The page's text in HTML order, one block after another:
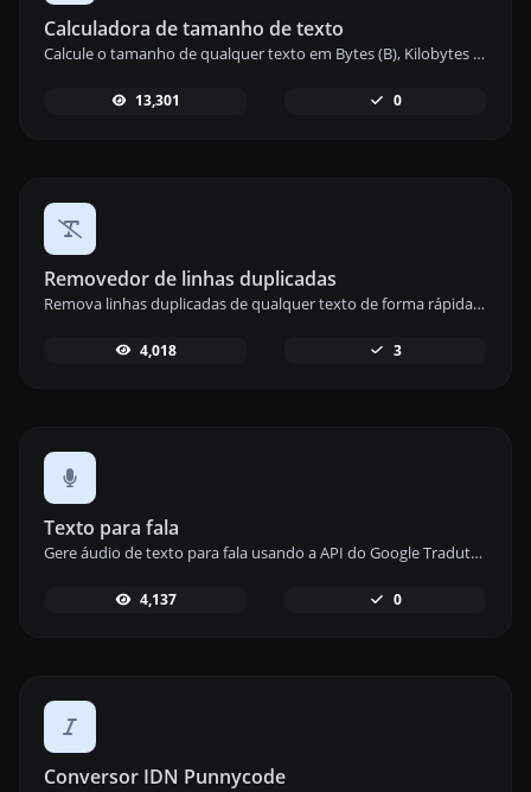
Calculadora de tamanho de texto
Calcule o tamanho de qualquer texto em Bytes (B), Kilobytes (KB) ou Megabytes (MB) usando nossa ferramenta de cálculo de tamanho de texto.
13,301 0
Removedor de linhas duplicadas
Remova linhas duplicadas de qualquer texto de forma rápida e fácil com nossa ferramenta de remoção de linhas duplicadas para um conteúdo limpo e organizado.
4,018 3
Texto para fala
Gere áudio de texto para fala usando a API do Google Tradutor com nossa ferramenta de texto para fala e ouça seu texto.
4,137 0
Conversor IDN Punnycode